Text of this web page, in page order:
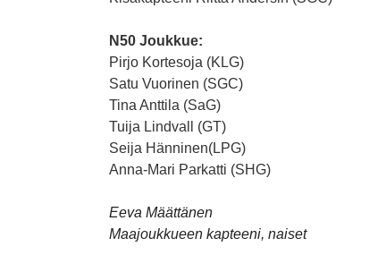
N50 Joukkue:
Pirjo Kortesoja (KLG)
Satu Vuorinen (SGC)
Tina Anttila (SaG)
Tuija Lindvall (GT)
Seija Hänninen(LPG)
Anna-Mari Parkatti (SHG)
Eeva Määttänen
Maajoukkueen kapteeni, naiset